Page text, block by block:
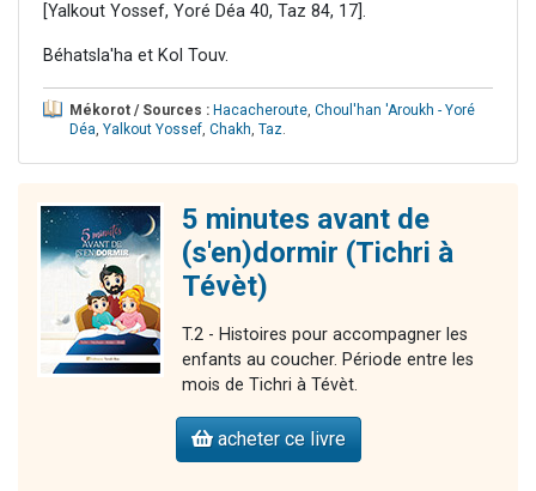
[Yalkout Yossef, Yoré Déa 40, Taz 84, 17].
Béhatsla'ha et Kol Touv.
Mékorot / Sources : Hacacheroute, Choul'han 'Aroukh - Yoré
Déa, Yalkout Yossef, Chakh, Taz.
5 minutes avant de
(s'en)dormir (Tichri à
Tévèt)
T.2 - Histoires pour accompagner les
enfants au coucher. Période entre les
mois de Tichri à Tévèt.
acheter ce livre